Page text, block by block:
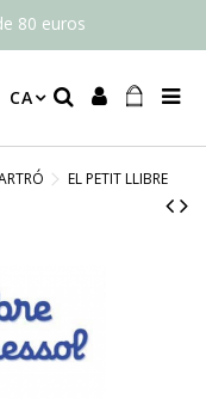
80 euros
CA
EL PETIT LLIBRE